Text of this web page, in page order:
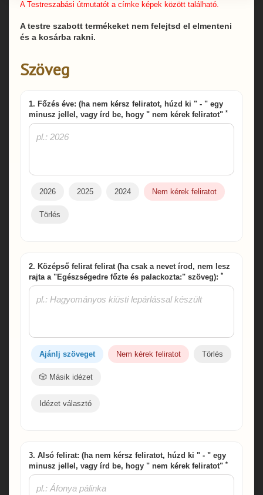
A Testreszabási útmutatót a címke képek között található.
A testre szabott termékeket nem felejtsd el elmenteni
és a kosárba rakni.
Szöveg
1. Főzés éve: (ha nem kérsz feliratot, húzd ki " - " egy
minusz jellel, vagy írd be, hogy " nem kérek feliratot" *
2026 2025 2024 Nem kérek feliratot
Törlés
2. Középső felirat felirat (ha csak a nevet írod, nem lesz
rajta a "Egészségedre főzte és palackozta:" szöveg): *
Ajánlj szöveget Nem kérek feliratot Törlés
🎲 Másik idézet
Idézet választó
3. Alsó felirat: (ha nem kérsz feliratot, húzd ki " - " egy
minusz jellel, vagy írd be, hogy " nem kérek feliratot" *